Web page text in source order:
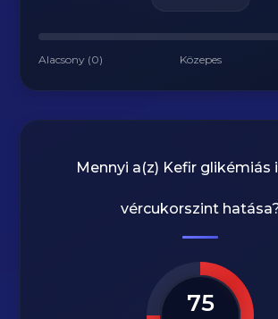
Alacsony (0) Közepes
Mennyi a(z) Kefirglikémiás
vércukorszint
75